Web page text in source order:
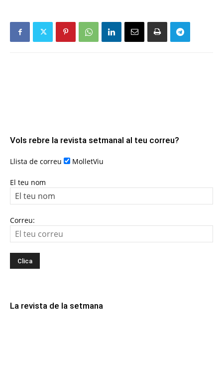
Vols rebre la revista setmanal al teu correu?
Llista de correu MolletViu
El teu nom
Correu:
La revista de la setmana